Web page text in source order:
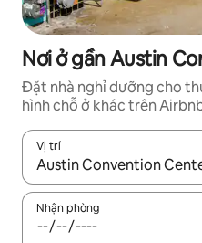
Nơi ở gần Austin
Đặt nhà nghỉ dưỡng cho
hình chỗ ở khác trên
Vị trí
Khi có kết quả, hãy điều
Nhận phòng